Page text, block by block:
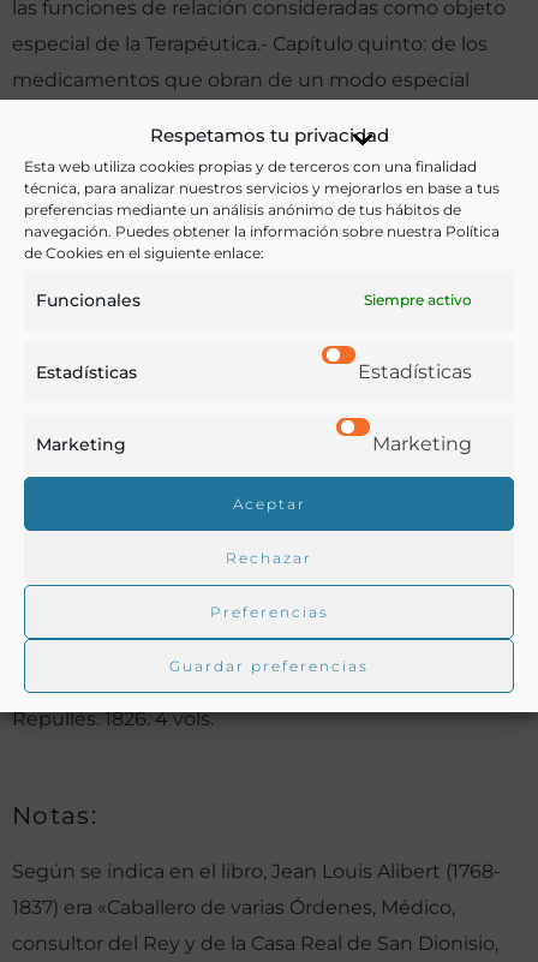
Respetamos tu privacidad
Esta web utiliza cookies propias y de terceros con una finalidad
técnica, para analizar nuestros servicios y mejorarlos en base a tus
preferencias mediante un análisis anónimo de tus hábitos de
navegación. Puedes obtener la información sobre nuestra Política
de Cookies en el siguiente enlace:
Funcionales Siempre activo
Estadísticas Estadísticas
Marketing Marketing
Aceptar
Rechazar
Preferencias
Guardar preferencias
las funciones de relación consideradas como objeto
especial de la Terapéutica.- Capítulo quinto: de los
medicamentos que obran de un modo especial
De los medicamentos que obran de un modo
especial sobre las propiedades vitales de los órganos
de los sentidos o sensitivos.- Capítulo séptimo: de los
medicamentos que obran de una manera especial
sobre las propiedades vitales del sistema
reproducción, consideradas como objeto especial de
que obran de una manera especial sobre las
propiedades vitales del sistema de la generación.
Otras ediciones:
considerablemente aumentada e impresa en 1817 D.
J. C, con un breve análisis original de las aguas
minerales más conocidas de España. Madrid: Imp. de
Repullés. 1826. 4 vols.
Notas:
Según se indica en el libro, Jean Louis Alibert (1768-
1837) era «Caballero de varias Órdenes, Médico,
consultor del Rey y de la Casa Real de San Dionisio,